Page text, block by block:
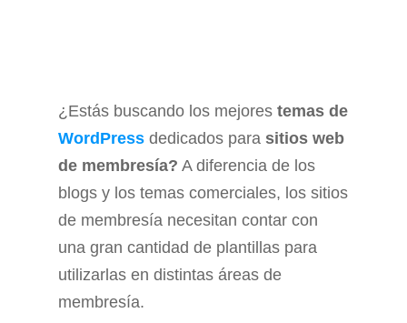
¿Estás buscando los mejores temas de
WordPress dedicados para sitios web
de membresía? A diferencia de los
blogs y los temas comerciales, los sitios
de membresía necesitan contar con
una gran cantidad de plantillas para
utilizarlas en distintas áreas de
membresía.